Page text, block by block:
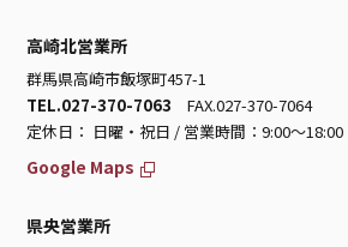
高崎北営業所
群馬県高崎市飯塚町457-1
TEL.027-370-7063 FAX.027-370-7064
定休日： 日曜・祝日 / 営業時間：9:00～18:00
Google Maps
県央営業所